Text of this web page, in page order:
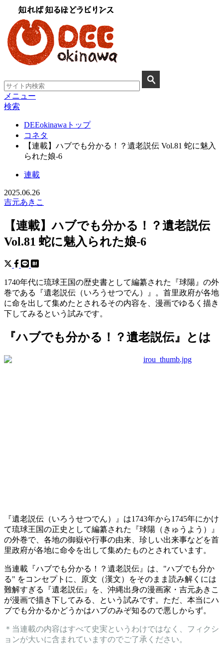
メニュー
検索
DEEokinawaトップ
コネタ
【連載】ハブでも分かる！？遺老説伝 Vol.81 蛇に魅入
られた娘-6
連載
2025.06.26
吉元あきこ
【連載】ハブでも分かる！？遺老説伝
Vol.81 蛇に魅入られた娘-6
1740年代に琉球王国の歴史書として編纂された『球陽』の外
巻である『遺老説伝（いろうせつでん）』。首里政府が各地
に命を出して集めたとされるその内容を、漫画でゆるく描き
下してみるという試みです。
『ハブでも分かる！？遺老説伝』とは
『遺老説伝（いろうせつでん）』は1743年から1745年にかけ
て琉球王国の正史として編纂された『球陽（きゅうよう）』
の外巻で、各地の御嶽や行事の由来、珍しい出来事などを首
里政府が各地に命令を出して集めたものとされています。
当連載『ハブでも分かる！？遺老説伝』は、"ハブでも分か
る" をコンセプトに、原文（漢文）をそのまま読み解くには
難解すぎる『遺老説伝』を、沖縄出身の漫画家・吉元あきこ
が漫画で描き下してみる、という試みです。ただ、本当にハ
ブでも分かるかどうかはハブのみぞ知るので悪しからず。
＊当連載の内容はすべて史実というわけではなく、フィクシ
ョンが大いに含まれていますのでご了承ください。